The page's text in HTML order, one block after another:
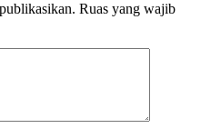
Ruas yang wajib